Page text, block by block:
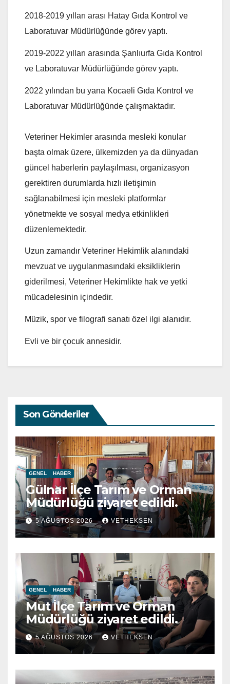
2018-2019 yılları arası Hatay Gıda Kontrol ve
Laboratuvar Müdürlüğünde görev yaptı.
2019-2022 yılları arasında Şanlıurfa Gıda Kontrol
ve Laboratuvar Müdürlüğünde görev yaptı.
2022 yılından bu yana Kocaeli Gıda Kontrol ve
Laboratuvar Müdürlüğünde çalışmaktadır.
Veteriner Hekimler arasında mesleki konular
başta olmak üzere, ülkemizden ya da dünyadan
güncel haberlerin paylaşılması, organizasyon
gerektiren durumlarda hızlı iletişimin
sağlanabilmesi için mesleki platformlar
yönetmekte ve sosyal medya etkinlikleri
düzenlemektedir.
Uzun zamandır Veteriner Hekimlik alanındaki
mevzuat ve uygulanmasındaki eksikliklerin
giderilmesi, Veteriner Hekimlikte hak ve yetki
mücadelesinin içindedir.
Müzik, spor ve filografi sanatı özel ilgi alanıdır.
Evli ve bir çocuk annesidir.
Son Gönderiler
GENEL HABER
Gülnar İlçe Tarım ve Orman
Müdürlüğü ziyaret edildi.
5 AĞUSTOS 2026 VETHEKSEN
GENEL HABER
Mut İlçe Tarım ve Orman
Müdürlüğü ziyaret edildi.
5 AĞUSTOS 2026 VETHEKSEN